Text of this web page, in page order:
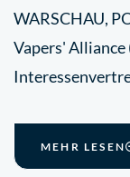
WARSCHAU,
Vapers' Alliance
MEHR LESEN